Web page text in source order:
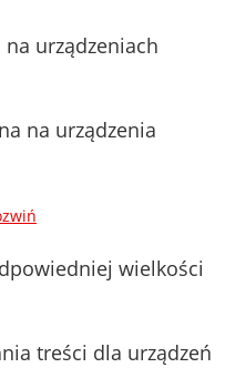
na urządzeniach
na urządzenia
wielkości
treści dla urządzeń